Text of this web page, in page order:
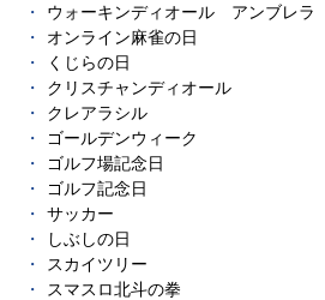
ウォーキンディオール アンブレラ
オンライン麻雀の日
くじらの日
クリスチャンディオール
クレアラシル
ゴールデンウィーク
ゴルフ場記念日
ゴルフ記念日
サッカー
しぶしの日
スカイツリー
スマスロ北斗の拳